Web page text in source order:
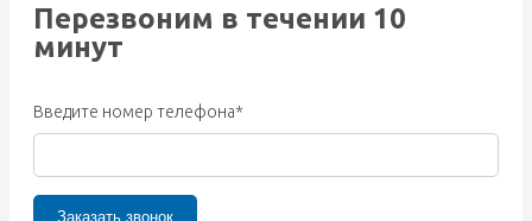
Перезвоним в течении 10
минут
Введите номер телефона*